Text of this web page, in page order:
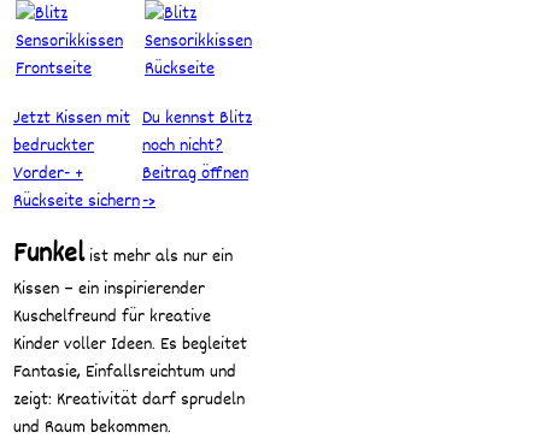
Jetzt Kissen mit
bedruckter
Vorder- +
Rückseite sichern
Du kennst Blitz
noch nicht?
Beitrag öffnen
->
Funkelist mehr als nur ein
Kissen – ein inspirierender
Kuschelfreund für kreative
Kinder voller Ideen. Es begleitet
Fantasie, Einfallsreichtum und
zeigt: Kreativität darf sprudeln
und Raum bekommen.